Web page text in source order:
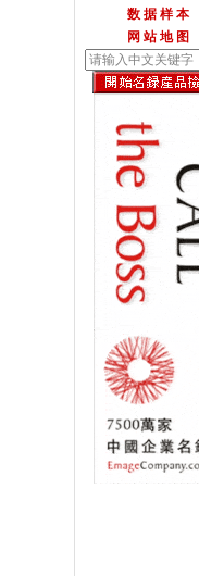
数 据 样 本
网 站 地 图